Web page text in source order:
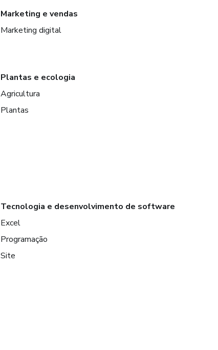
Marketing e vendas
Marketing digital
Plantas e ecologia
Agricultura
Plantas
Tecnologia e desenvolvimento de software
Excel
Programação
Site